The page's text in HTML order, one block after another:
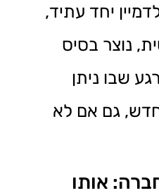
יחד עתיד,
נוצר בסיס
שבו ניתן
גם אם לא
אותו